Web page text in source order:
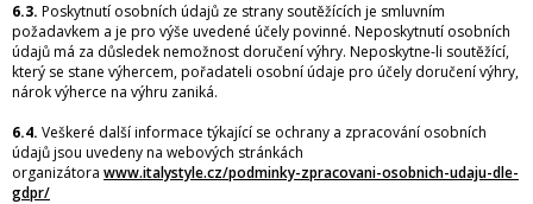
6.3. Poskytnutí osobních údajů ze strany soutěžících je smluvním
požadavkem a je pro výše uvedené účely povinné. Neposkytnutí osobních
údajů má za důsledek nemožnost doručení výhry. Neposkytne-li soutěžící,
který se stane výhercem, pořadateli osobní údaje pro účely doručení výhry,
nárok výherce na výhru zaniká.
6.4. Veškeré další informace týkající se ochrany a zpracování osobních
údajů jsou uvedeny na webových stránkách
organizátora www.italystyle.cz/podminky-zpracovani-osobnich-udaju-dle-
gdpr/